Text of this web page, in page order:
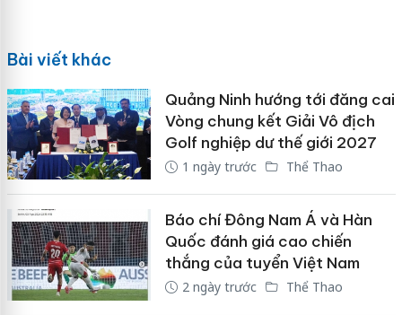
Bài viết khác
Quảng Ninh hướng tới đăng cai
Vòng chung kết Giải Vô địch
Golf nghiệp dư thế giới 2027
1 ngày trước Thể Thao
Báo chí Đông Nam Á và Hàn
Quốc đánh giá cao chiến
thắng của tuyển Việt Nam
2 ngày trước Thể Thao